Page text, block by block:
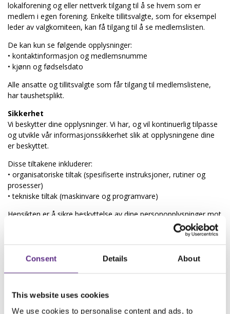
Consent Details About
This website uses cookies
We use cookies to personalise content and ads, to
lokalforening og eller nettverk tilgang til å se hvem som er
medlem i egen forening. Enkelte tillitsvalgte, som for eksempel
leder av valgkomiteen, kan få tilgang til å se medlemslisten.
De kan kun se følgende opplysninger:
• kontaktinformasjon og medlemsnumme
• kjønn og fødselsdato
Alle ansatte og tillitsvalgte som får tilgang til medlemslistene,
har taushetsplikt.
Sikkerhet
Vi beskytter dine opplysninger. Vi har, og vil kontinuerlig tilpasse
og utvikle vår informasjonssikkerhet slik at opplysningene dine
er beskyttet.
Disse tiltakene inkluderer:
• organisatoriske tiltak (spesifiserte instruksjoner, rutiner og
prosesser)
• tekniske tiltak (maskinvare og programvare)
Hensikten er å sikre beskyttelse av dine personopplysninger mot
sletting, tap, endring, uautorisert tilgang og publisering, og andre
Bruk av informasjonskapsler
www.epilepsi.no benytter såkalte informasjonskapsler (cookies).
En informasjonskapsel er en liten tekstfil som blir lagret på din
informasjon som blir brukt til å støtte deg som bruker og til
statistikk.